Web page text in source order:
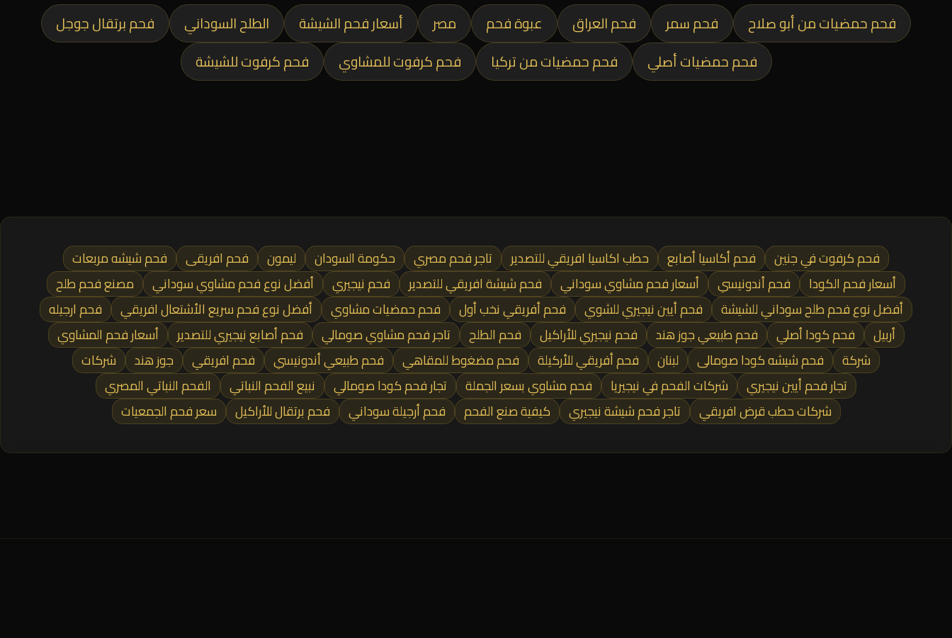
فحم حمضيات من أبو صلاح فحم سمر فحم العراق عبوة فحم مصر أسعار فحم الشيشة الطلح السوداني
فحم برتقال جوجل
فحم حمضيات أصلي
فحم حمضيات من تركيا فحم كرفوت للمشاوي فحم كرفوت للشيشة
فحم كرفوت في جنين فحم أكاسيا أصابع حطب اكاسيا افريقي للتصدير تاجر فحم مصري حكومة السودان ليمون فحم افريقى
فحم شيشه مربعات
أسعار فحم الكودا
فحم أندونيسي أسعار فحم مشاوي سوداني فحم شيشة افريقي للتصدير فحم نيجيري أفضل نوع فحم مشاوي سوداني
مصنع فحم طلح
أفضل نوع فحم طلح سوداني للشيشة
فحم أيين نيجيري للشوي فحم أفريقي نخب أول فحم حمضيات مشاوي أفضل نوع فحم سريع الأشتعال افريقي
فحم ارجيله
أربيل
فحم كودا أصلي فحم طبيعي جوز هند فحم نيجيري للأراكيل فحم الطلح تاجر فحم مشاوي صومالي فحم أصابع نيجيري للتصدير
أسعار فحم المشاوي
شركة
فحم شيشه كودا صومالى لبنان فحم أفريقي للأركيلة فحم مضغوط للمقاهي فحم طبيعي أندونيسي فحم افريقي جوز هند
شركات
تجار فحم أيين نيجيري
شركات الفحم في نيجيريا فحم مشاوي بسعر الجملة تجار فحم كودا صومالي نبيع الفحم النباتي
الفحم النباتي المصري
شركات حطب قرض افريقي
تاجر فحم شيشة نيجيري كيفية صنع الفحم فحم أرجيلة سوداني فحم برتقال للأراكيل سعر فحم الجمعيات